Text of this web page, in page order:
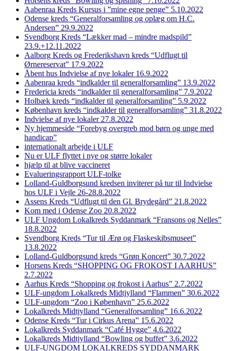
Aabenraa Kreds Kursus i ”mine egne penge” 5.10.2022
Odense kreds “Generalforsamling og oplæg om H.C.
Andersen” 29.9.2022
Svendborg Kreds “Lækker mad – mindre madspild”
23.9.+12.11.2022
Aalborg Kreds og Frederikshavn kreds “Udflugt til
Ørnereservat” 17.9.2022
Åbent hus Indvielse af nye lokaler 16.9.2022
Aabenraa kreds “indkalder til generalforsamling” 13.9.2022
Fredericia kreds “indkalder til generalforsamling” 7.9.2022
Holbæk kreds “indkalder til generalforsamling” 5.9.2022
København kreds “indkalder til generalforsamling” 31.8.2022
Indvielse af nye lokaler 27.8.2022
Ny hjemmeside “Forebyg overgreb mod børn og unge med
handicap”
internationalt arbejde i ULF
Nu er ULF flyttet i nye og større lokaler
hjælp til at blive vaccineret
Evalueringsrapport ULF-tolke
Lolland-Guldborgsund kredsen inviterer på tur til Indvielse
hos ULF i Vejle 26-28.8.2022
Assens Kreds “Udflugt til den Gl. Brydegård” 21.8.2022
Kom med i Odense Zoo 20.8.2022
ULF Ungdom Lokalkreds Syddanmark “Fransons og Nelles”
18.8.2022
Svendborg Kreds “Tur til Ærø og Flaskeskibsmuseet”
13.8.2022
Lolland-Guldborgsund kreds “Grøn Koncert” 30.7.2022
Horsens Kreds “SHOPPING OG FROKOST I AARHUS”
2.7.2022
Aarhus Kreds “Shopping og frokost i Aarhus” 2.7.2022
ULF-ungdom Lokalkreds Midtjylland “Flammen” 30.6.2022
ULF-ungdom “Zoo i København” 25.6.2022
Lokalkreds Midtjylland “Generalforsamling” 16.6.2022
Odense Kreds “Tur i Cirkus Arena” 15.6.2022
Lokalkreds Syddanmark “Café Hygge” 4.6.2022
Lokalkreds Midtjylland “Bowling og buffet” 3.6.2022
ULF-UNGDOM LOKALKREDS SYDDANMARK